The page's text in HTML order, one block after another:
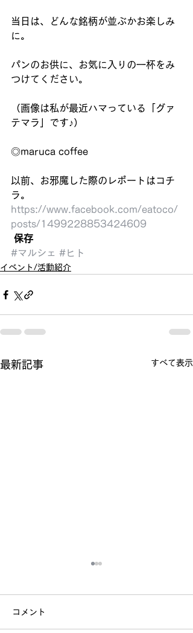
当日は、どんな銘柄が並ぶかお楽しみ
に。
パンのお供に、お気に入りの一杯をみ
つけてください。
（画像は私が最近ハマっている「グァ
テマラ」です♪）
◎maruca coffee
以前、お邪魔した際のレポートはコチ
ラ。
https://www.facebook.com/eatoco/
posts/1499228853424609
保存
#マルシェ #ヒト
イベント/活動紹介
最新記事 すべて表示
コメント